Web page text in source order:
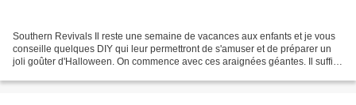
Southern Revivals Il reste une semaine de vacances aux enfants et je vous
conseille quelques DIY qui leur permettront de s'amuser et de préparer un
joli goûter d'Halloween. On commence avec ces araignées géantes. Il suffit